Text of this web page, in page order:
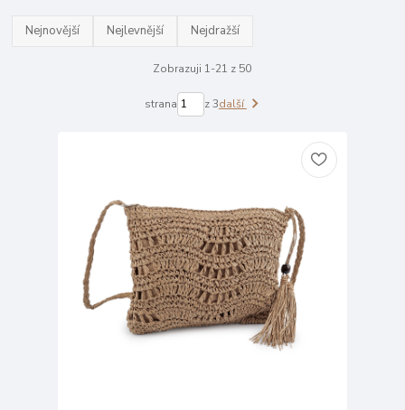
Nejnovější Nejlevnější Nejdražší
Zobrazuji 1-21 z 50
strana z 3další